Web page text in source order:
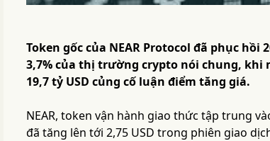
Token gốc của NEAR Protocol đã phục hồi
3,7% của thị trường crypto nói chung,
19,7 tỷ USD củng cố luận điểm tăng giá.
NEAR, token vận hành giao thức tập trung
đã tăng lên tới 2,75 USD trong phiên giao